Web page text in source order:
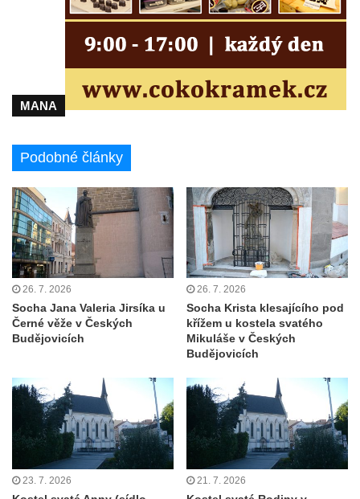
Kamenice
Kostel svatého Vendelína v Perštejně
Evangelická modlitebna u autobusového
Hřbitovní kaple ve Velkém Šenově
Kostel svatého Jakuba Většího v Cítolibech
Márnice na hřbitově v Chlumčanech
Kostel svatého Klementa ve Chlumčanech
Kaple svatého Václava ve Vlčí
Kaple svatého Floriána ve Veltěži
Kaple západně od Veltěž u silnice do
Kaple Panny Marie Růžencové na návsi v
Konětopech
Výklenková kaple u silnice jižně od Hřivic
Kostel svatého Jakuba ve Hřivicích
Kaple svatého Vavřince na návsi v
Touchovicích
MANA
Podobné články
26. 7. 2026
Socha Jana Valeria Jirsíka u
Černé věže v Českých
Budějovicích
26. 7. 2026
Socha Krista klesajícího pod
křížem u kostela svatého
Mikuláše v Českých
Budějovicích
23. 7. 2026 21. 7. 2026